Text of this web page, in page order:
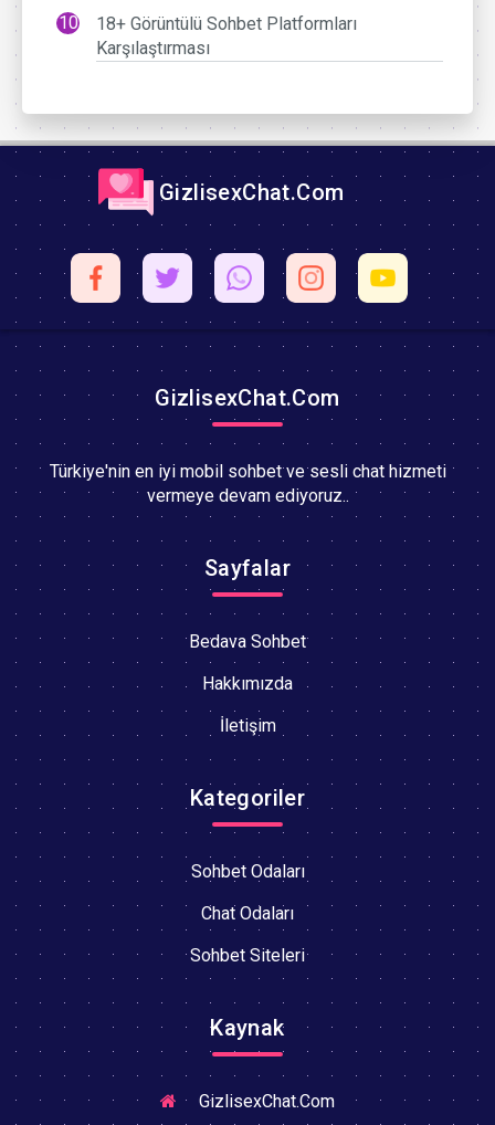
18+ Görüntülü Sohbet Platformları
Karşılaştırması
GizlisexChat.Com
GizlisexChat.Com
Türkiye'nin en iyi mobil sohbet ve sesli chat hizmeti
vermeye devam ediyoruz..
Sayfalar
Bedava Sohbet
Hakkımızda
İletişim
Kategoriler
Sohbet Odaları
Chat Odaları
Sohbet Siteleri
Kaynak
GizlisexChat.Com